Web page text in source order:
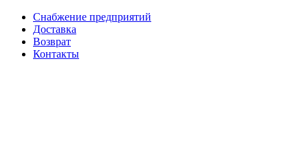
Снабжение предприятий
Доставка
Возврат
Контакты